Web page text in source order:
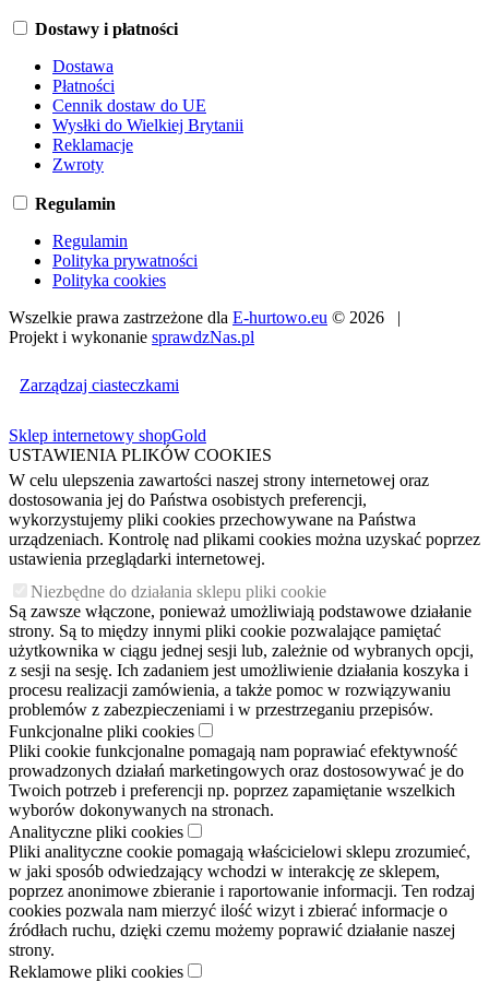
Dostawy i płatności
Dostawa
Płatności
Cennik dostaw do UE
Wysłki do Wielkiej Brytanii
Reklamacje
Zwroty
Regulamin
Regulamin
Polityka prywatności
Polityka cookies
Wszelkie prawa zastrzeżone dla E-hurtowo.eu © 2026 |
Projekt i wykonanie sprawdzNas.pl
Zarządzaj ciasteczkami
Sklep internetowy shopGold
USTAWIENIA PLIKÓW COOKIES
W celu ulepszenia zawartości naszej strony internetowej oraz
dostosowania jej do Państwa osobistych preferencji,
wykorzystujemy pliki cookies przechowywane na Państwa
urządzeniach. Kontrolę nad plikami cookies można uzyskać poprzez
ustawienia przeglądarki internetowej.
Niezbędne do działania sklepu pliki cookie
Są zawsze włączone, ponieważ umożliwiają podstawowe działanie
strony. Są to między innymi pliki cookie pozwalające pamiętać
użytkownika w ciągu jednej sesji lub, zależnie od wybranych opcji,
z sesji na sesję. Ich zadaniem jest umożliwienie działania koszyka i
procesu realizacji zamówienia, a także pomoc w rozwiązywaniu
problemów z zabezpieczeniami i w przestrzeganiu przepisów.
Funkcjonalne pliki cookies
Pliki cookie funkcjonalne pomagają nam poprawiać efektywność
prowadzonych działań marketingowych oraz dostosowywać je do
Twoich potrzeb i preferencji np. poprzez zapamiętanie wszelkich
wyborów dokonywanych na stronach.
Analityczne pliki cookies
Pliki analityczne cookie pomagają właścicielowi sklepu zrozumieć,
w jaki sposób odwiedzający wchodzi w interakcję ze sklepem,
poprzez anonimowe zbieranie i raportowanie informacji. Ten rodzaj
cookies pozwala nam mierzyć ilość wizyt i zbierać informacje o
źródłach ruchu, dzięki czemu możemy poprawić działanie naszej
strony.
Reklamowe pliki cookies